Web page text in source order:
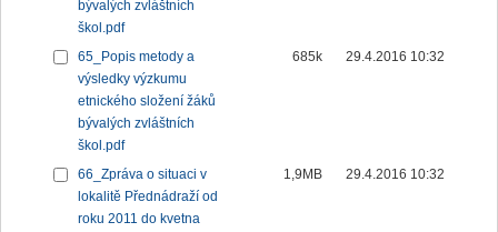
bývalých zvláštních
škol.pdf
65_Popis metody a
výsledky výzkumu
etnického složení žáků
bývalých zvláštních
škol.pdf
685k 29.4.2016 10:32
66_Zpráva o situaci v
lokalitě Přednádraží od
roku 2011 do kvetna
1,9MB 29.4.2016 10:32